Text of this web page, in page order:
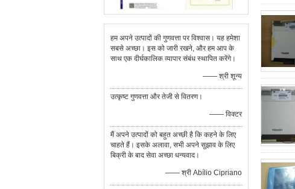
हम अपने उत्पादों की गुणवत्ता पर विश्वास। यह हमेशा
सबसे अच्छा। इस को जारी रखने, और हम आप के
साथ एक दीर्घकालिक व्यापार संबंध स्थापित करेंगे।
—— श्री शून्य
उत्कृष्ट गुणवत्ता और तेजी से वितरण।
—— विक्टर
मैं अपने उत्पादों को बहुत अच्छी है कि कहने के लिए
चाहते हैं। इसके अलावा, सभी अपने सुझाव के लिए
बिक्री के बाद सेवा अच्छा धन्यवाद।
—— श्री Abílio Cipriano